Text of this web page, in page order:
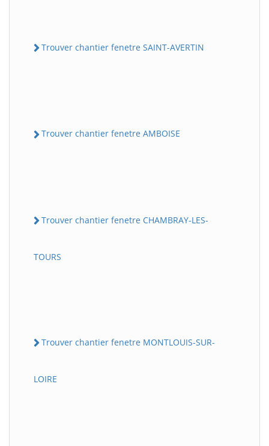
Trouver chantier fenetre SAINT-AVERTIN
Trouver chantier fenetre AMBOISE
Trouver chantier fenetre CHAMBRAY-LES-
TOURS
Trouver chantier fenetre MONTLOUIS-SUR-
LOIRE